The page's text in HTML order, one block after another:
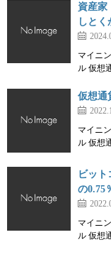
資産家
しとく
マイニ
ル 仮想
仮想通
マイニ
ル 仮想
ビット
の0.75
マイニ
ル 仮想